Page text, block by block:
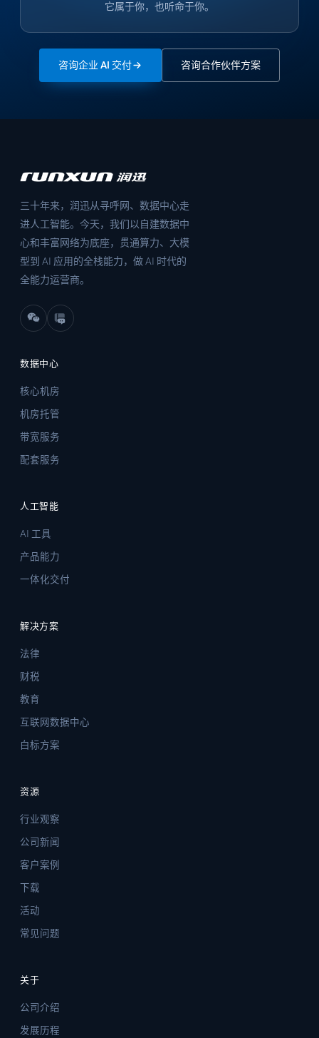
它属于你，也听命于你。
咨询企业 AI 交付 咨询合作伙伴方案
三十年来，润迅从寻呼网、数据中心走
进人工智能。今天，我们以自建数据中
心和丰富网络为底座，贯通算力、大模
型到 AI 应用的全栈能力，做 AI 时代的
全能力运营商。
数据中心
核心机房
机房托管
带宽服务
配套服务
人工智能
AI 工具
产品能力
一体化交付
解决方案
法律
财税
教育
互联网数据中心
白标方案
资源
行业观察
公司新闻
客户案例
下载
活动
常见问题
关于
公司介绍
发展历程